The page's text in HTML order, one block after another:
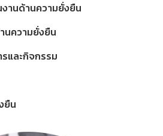
านด้านความยั่งยืน
นความยั่งยืน
และกิจกรรม
ยืน